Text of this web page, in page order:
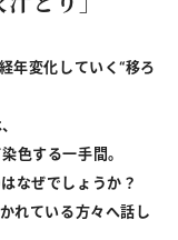
年変化していく“移ろ
色する一手間。
なぜでしょうか？
れている方々へ話し